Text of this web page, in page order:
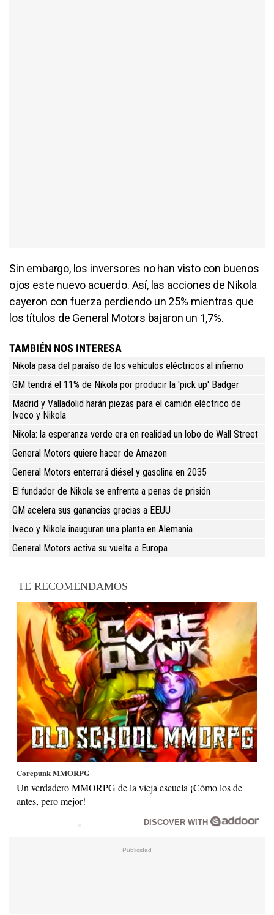
Sin embargo, los inversores no han visto con buenos
ojos este nuevo acuerdo. Así, las acciones de Nikola
cayeron con fuerza perdiendo un 25% mientras que
los títulos de General Motors bajaron un 1,7%.
TAMBIÉN NOS INTERESA
Nikola pasa del paraíso de los vehículos eléctricos al infierno
GM tendrá el 11% de Nikola por producir la 'pick up' Badger
Madrid y Valladolid harán piezas para el camión eléctrico de
Iveco y Nikola
Nikola: la esperanza verde era en realidad un lobo de Wall Street
General Motors quiere hacer de Amazon
General Motors enterrará diésel y gasolina en 2035
El fundador de Nikola se enfrenta a penas de prisión
GM acelera sus ganancias gracias a EEUU
Iveco y Nikola inauguran una planta en Alemania
General Motors activa su vuelta a Europa
TE RECOMENDAMOS
Corepunk MMORPG
Un verdadero MMORPG de la vieja escuela ¡Cómo los de
antes, pero mejor!
DISCOVER WITH